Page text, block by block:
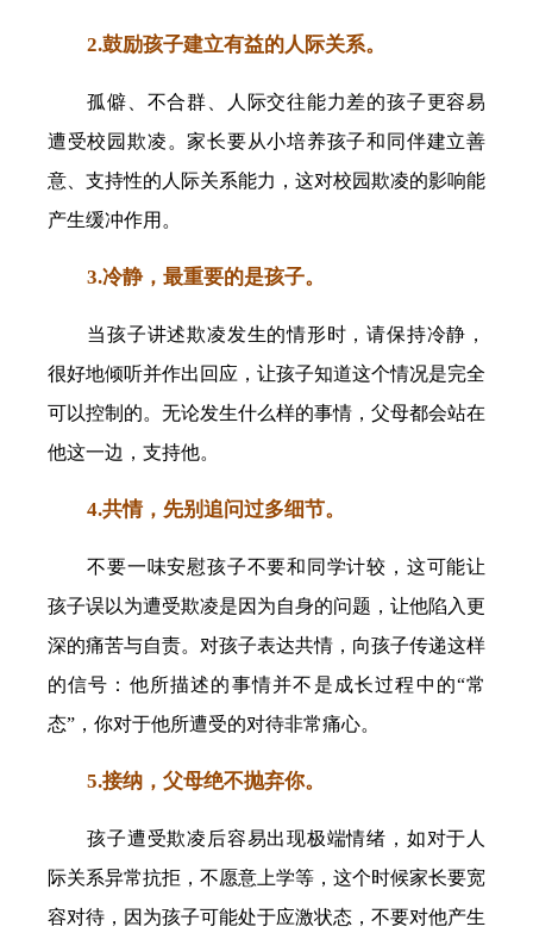
2.鼓励孩子建立有益的人际关系。
孤僻、不合群、人际交往能力差的孩子更容易
遭受校园欺凌。家长要从小培养孩子和同伴建立善
意、支持性的人际关系能力，这对校园欺凌的影响能
产生缓冲作用。
3.冷静，最重要的是孩子。
当孩子讲述欺凌发生的情形时，请保持冷静，
很好地倾听并作出回应，让孩子知道这个情况是完全
可以控制的。无论发生什么样的事情，父母都会站在
他这一边，支持他。
4.共情，先别追问过多细节。
不要一味安慰孩子不要和同学计较，这可能让
孩子误以为遭受欺凌是因为自身的问题，让他陷入更
深的痛苦与自责。对孩子表达共情，向孩子传递这样
的信号：他所描述的事情并不是成长过程中的“常
态”，你对于他所遭受的对待非常痛心。
5.接纳，父母绝不抛弃你。
孩子遭受欺凌后容易出现极端情绪，如对于人
际关系异常抗拒，不愿意上学等，这个时候家长要宽
容对待，因为孩子可能处于应激状态，不要对他产生